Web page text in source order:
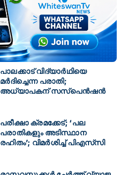
പാലക്കാട് വിദ്യാർഥിയെ
മർദിച്ചെന്ന പരാതി;
അധ്യാപകന് സസ്‌പെൻഷൻ
പരീക്ഷാ ക്രമക്കേട്; ‘പല
പരാതികളും അടിസ്ഥാന
രഹിതം’; വിമര്‍ശിച്ച് പിഎസ്‌സി